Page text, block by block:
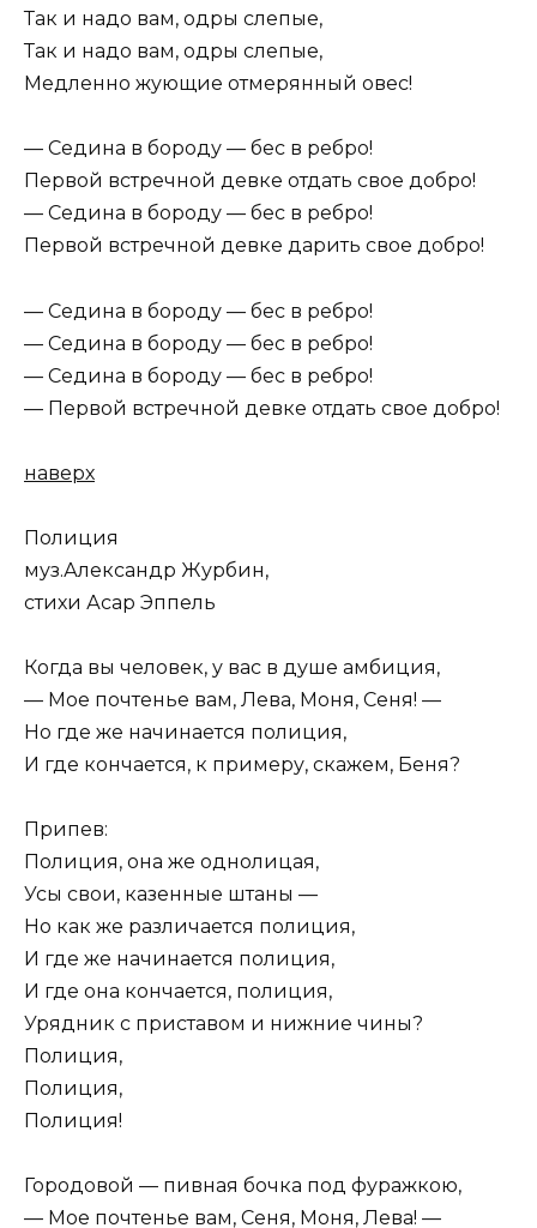
Так и надо вам, одры слепые,
Так и надо вам, одры слепые,
Медленно жующие отмерянный овес!
— Седина в бороду — бес в ребро!
Первой встречной девке отдать свое добро!
— Седина в бороду — бес в ребро!
Первой встречной девке дарить свое добро!
— Седина в бороду — бес в ребро!
— Седина в бороду — бес в ребро!
— Седина в бороду — бес в ребро!
— Первой встречной девке отдать свое добро!
наверх
Полиция
муз.Александр Журбин,
стихи Асар Эппель
Когда вы человек, у вас в душе амбиция,
— Мое почтенье вам, Лева, Моня, Сеня! —
Но где же начинается полиция,
И где кончается, к примеру, скажем, Беня?
Припев:
Полиция, она же однолицая,
Усы свои, казенные штаны —
Но как же различается полиция,
И где же начинается полиция,
И где она кончается, полиция,
Урядник с приставом и нижние чины?
Полиция,
Полиция,
Полиция!
Городовой — пивная бочка под фуражкою,
— Мое почтенье вам, Сеня, Моня, Лева! —